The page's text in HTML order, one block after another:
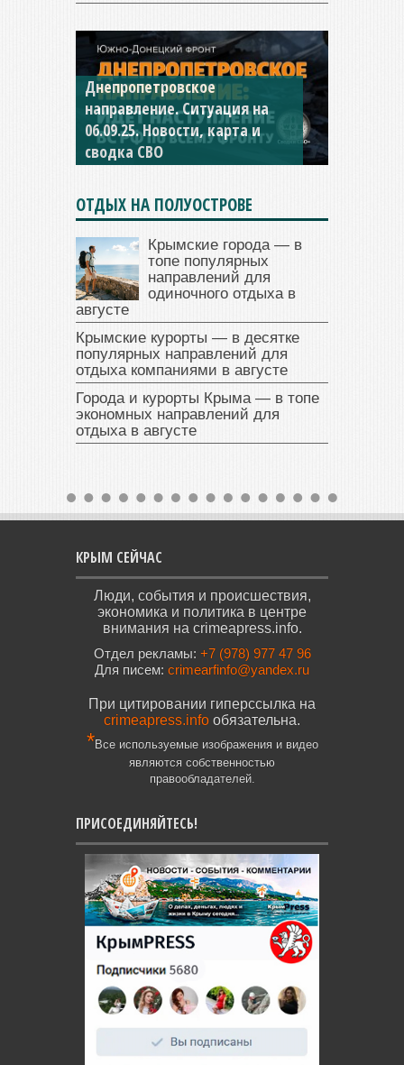
Константиновское
направление. Ситуация на
04.09.25 Новости, карта и
сводка СВО
ОТДЫХ НА ПОЛУОСТРОВЕ
Крымские города — в
топе популярных
направлений для
одиночного отдыха в
августе
Крымские курорты — в десятке
популярных направлений для
отдыха компаниями в августе
Города и курорты Крыма — в топе
экономных направлений для
отдыха в августе
КРЫМ СЕЙЧАС
Люди, события и происшествия,
экономика и политика в центре
внимания на crimeapress.info.
Отдел рекламы: +7 (978) 977 47 96
Для писем: crimearfinfo@yandex.ru
При цитировании гиперссылка на
crimeapress.info обязательна.
*Все используемые изображения и видео
являются собственностью
правообладателей.
ПРИСОЕДИНЯЙТЕСЬ!